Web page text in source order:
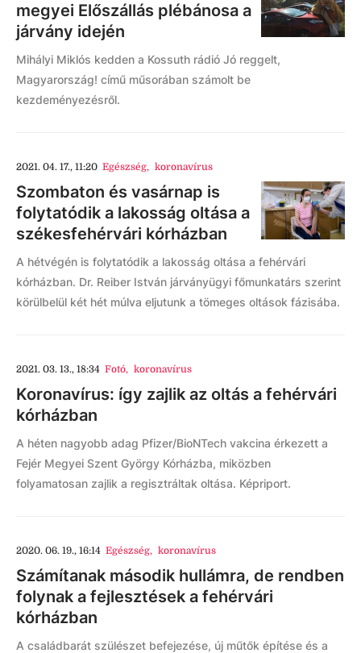
megyei Előszállás plébánosa a
járvány idején
Mihályi Miklós kedden a Kossuth rádió Jó reggelt,
Magyarország! című műsorában számolt be
kezdeményezésről.
2021. 04. 17., 11:20 Egészség, koronavírus
Szombaton és vasárnap is
folytatódik a lakosság oltása a
székesfehérvári kórházban
A hétvégén is folytatódik a lakosság oltása a fehérvári
kórházban. Dr. Reiber István járványügyi főmunkatárs szerint
körülbelül két hét múlva eljutunk a tömeges oltások fázisába.
2021. 03. 13., 18:34 Fotó, koronavírus
Koronavírus: így zajlik az oltás a fehérvári
kórházban
A héten nagyobb adag Pfizer/BioNTech vakcina érkezett a
Fejér Megyei Szent György Kórházba, miközben
folyamatosan zajlik a regisztráltak oltása. Képriport.
2020. 06. 19., 16:14 Egészség, koronavírus
Számítanak második hullámra, de rendben
folynak a fejlesztések a fehérvári
kórházban
A családbarát szülészet befejezése, új műtők építése és a